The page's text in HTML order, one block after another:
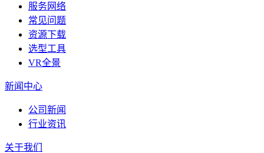
服务网络
常见问题
资源下载
选型工具
VR全景
新闻中心
公司新闻
行业资讯
关于我们